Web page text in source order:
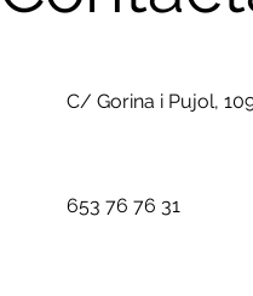
C/ Gorina i Pujol,
653 76 76 31